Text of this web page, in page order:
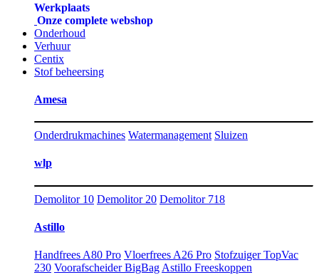
Werkplaats
Onze complete webshop
Onderhoud
Verhuur
Centix
Stof beheersing
Amesa
Onderdrukmachines Watermanagement Sluizen
wlp
Demolitor 10 Demolitor 20 Demolitor 718
Astillo
Handfrees A80 Pro Vloerfrees A26 Pro Stofzuiger TopVac
230 Voorafscheider BigBag Astillo Freeskoppen